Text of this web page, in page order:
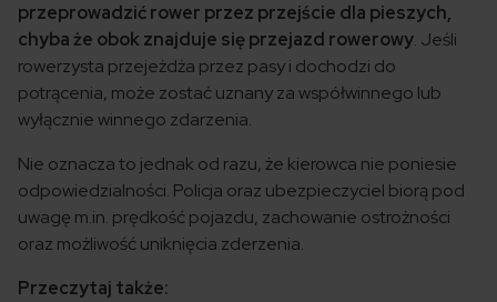
przeprowadzić rower przez przejście dla pieszych,
chyba że obok znajduje się przejazd rowerowy. Jeśli
rowerzysta przejeżdża przez pasy i dochodzi do
potrącenia, może zostać uznany za współwinnego lub
wyłącznie winnego zdarzenia.
Nie oznacza to jednak od razu, że kierowca nie poniesie
odpowiedzialności. Policja oraz ubezpieczyciel biorą pod
uwagę m.in. prędkość pojazdu, zachowanie ostrożności
oraz możliwość uniknięcia zderzenia.
Przeczytaj także: